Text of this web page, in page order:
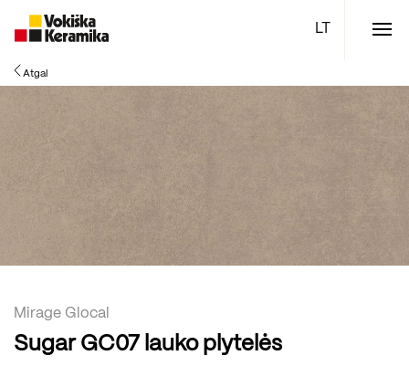
Atgal
Mirage Glocal
Sugar GC07 lauko plytelės
Meniu
Plytelės
Vonios kambario įranga
Boen parketlentės
Specialūs pasiūlymai TOP